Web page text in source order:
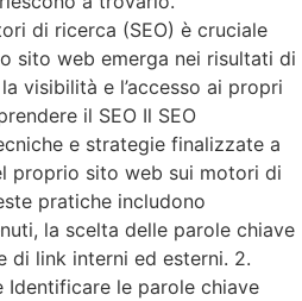
di ricerca (SEO) è cruciale
sito web emerga nei risultati di
visibilità e l’accesso ai propri
il SEO Il SEO
e strategie finalizzate a
proprio sito web sui motori di
pratiche includono
la scelta delle parole chiave
di link interni ed esterni. 2.
Identificare le parole chiave